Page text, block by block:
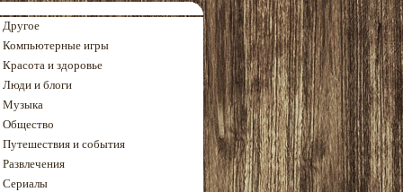
Другое
Компьютерные игры
Красота и здоровье
Люди и блоги
Музыка
Общество
Путешествия и события
Развлечения
Сериалы